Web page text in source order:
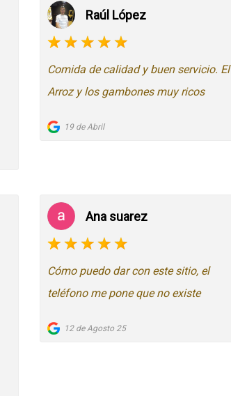
Raúl López
Comida de calidad y buen servicio. El
Arroz y los gambones muy ricos
19 de Abril
Ana suarez
Cómo puedo dar con este sitio, el
teléfono me pone que no existe
12 de Agosto 25